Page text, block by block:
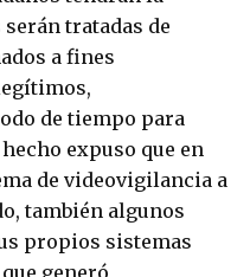
tratadas de
a fines
de tiempo para
expuso que en
de videovigilancia a
también algunos
propios sistemas